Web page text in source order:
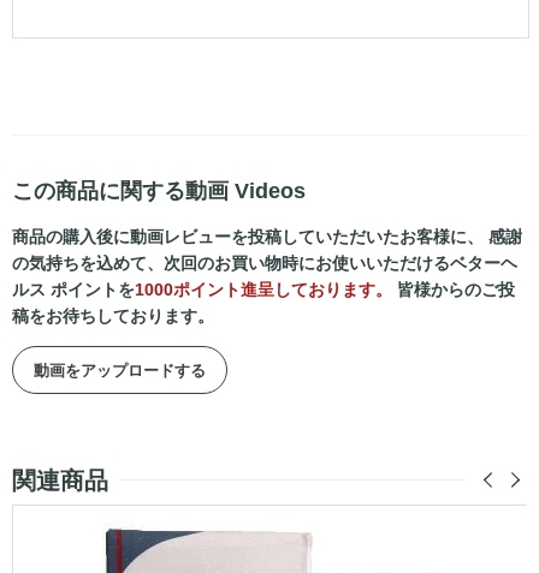
この商品に関する動画 Videos
商品の購入後に動画レビューを投稿していただいたお客様に、 感謝
の気持ちを込めて、次回のお買い物時にお使いいただけるベターヘ
ルス ポイントを1000ポイント進呈しております。
皆様からのご投
稿をお待ちしております。
動画をアップロードする
関連商品